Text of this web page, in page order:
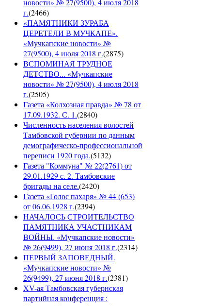
новости» № 27(9500), 4 июля 2018
г.(2466)
«ПАМЯТНИКИ ЗУРАБА
ЦЕРЕТЕЛИ В МУЧКАПЕ».
«Мучкапские новости» №
27(9500), 4 июля 2018 г.(2875)
ВСПОМИНАЯ ТРУДНОЕ
ДЕТСТВО... «Мучкапские
новости» № 27(9500), 4 июля 2018
г.(2505)
Газета «Колхозная правда» № 78 от
17.09.1932. С. 1.(2840)
Численность населения волостей
Тамбовской губернии по данным
демографическо-профессиональной
переписи 1920 года.(5132)
Газета "Коммуна" № 22(2761) от
29.01.1929 с. 2. Тамбовские
бригады на селе.(2420)
Газета «Голос пахаря» № 44 (653)
от 06.06.1928 г.(2394)
НАЧАЛОСЬ СТРОИТЕЛЬСТВО
ПАМЯТНИКА УЧАСТНИКАМ
ВОЙНЫ. «Мучкапские новости»
№ 26(9499), 27 июня 2018 г.(2314)
ПЕРВЫЙ ЗАПОВЕДНЫЙ.
«Мучкапские новости» №
26(9499), 27 июня 2018 г.(2381)
XV-ая Тамбовская губернская
партийная конференция :